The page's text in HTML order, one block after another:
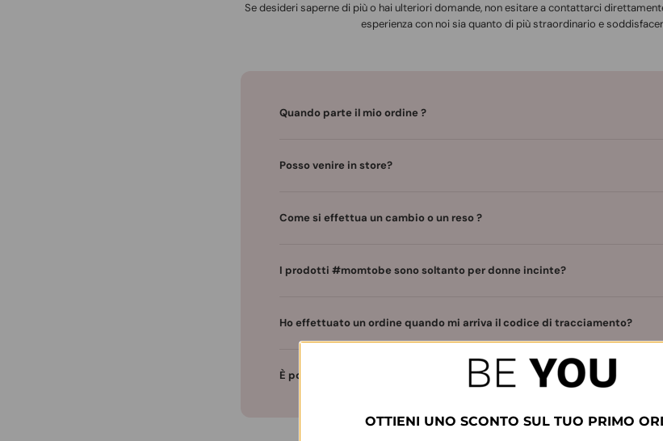
Se desideri saperne di più o hai ulteriori domande, non esitare a contattarci
esperienza con noi sia quanto di più straordinario e
Quando parte il mio ordine ?
Posso venire in store?
Come si effettua un cambio o un reso ?
I prodotti #momtobe sono soltanto per donne incinte?
Ho effettuato un ordine quando mi arriva il codice di tracciamento?
È possibile pagare con bonifico?
OTTIENI UNO SCONTO SUL TUO PRIMO